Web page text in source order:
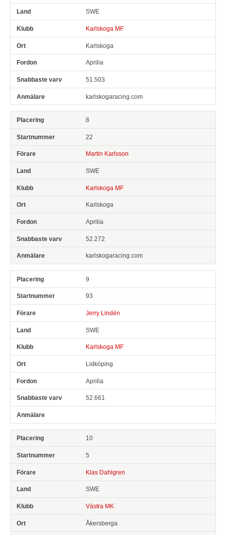
SWE
Karlskoga MF
Karlskoga
Aprilia
51.503
karlskogaracing.com
8
22
Martin Karlsson
SWE
Karlskoga MF
Karlskoga
Aprilia
52.272
karlskogaracing.com
9
93
Jerry Lindén
SWE
Karlskoga MF
Lidköping
Aprilia
52.661
10
5
Klas Dahlgren
SWE
Västra MK
Åkersberga